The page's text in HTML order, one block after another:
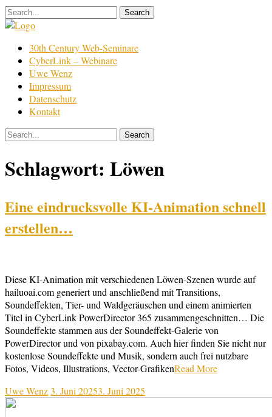
Skip
to
Film
Bearbeitung
30th Century Web-Seminare
CyberLink – Webinare
Uwe Wenz
Impressum
Datenschutz
Kontakt
Schlagwort: Löwen
Eine eindrucksvolle KI-Animation schnell
erstellen…
Diese KI-Animation mit verschiedenen Löwen-Szenen wurde auf
hailuoai.com generiert und anschließend mit Transitions,
Soundeffekten, Tier- und Waldgeräuschen und einem animierten
Titel in CyberLink PowerDirector 365 zusammengeschnitten… Die
Soundeffekte stammen aus der Soundeffekt-Galerie von
PowerDirector und von pixabay.com. Auch hier finden Sie nicht nur
kostenlose Soundeffekte und Musik, sondern auch frei nutzbare
Fotos, Videos, Illustrations, Vector-GrafikenRead More
Uwe Wenz3. Juni 20253. Juni 2025